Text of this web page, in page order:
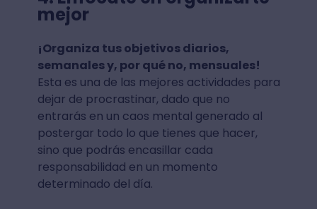
mejor
¡Organiza tus objetivos diarios,
semanales y, por qué no, mensuales!
Esta es una de las mejores actividades para
dejar de procrastinar, dado que no
entrarás en un caos mental generado al
postergar todo lo que tienes que hacer,
sino que podrás encasillar cada
responsabilidad en un momento
determinado del día.